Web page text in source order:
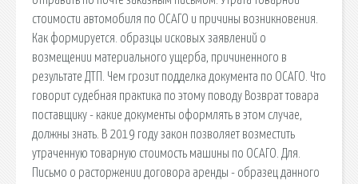
стоимости автомобиля по ОСАГО и причины возникновения.
Как формируется. образцы исковых заявлений о
возмещении материального ущерба, причиненного в
результате ДТП. Чем грозит подделка документа по ОСАГО. Что
говорит судебная практика по этому поводу Возврат товара
поставщику - какие документы оформлять в этом случае,
должны знать. В 2019 году закон позволяет возместить
утраченную товарную стоимость машины по ОСАГО. Для.
Письмо о расторжении договора аренды - образец данного